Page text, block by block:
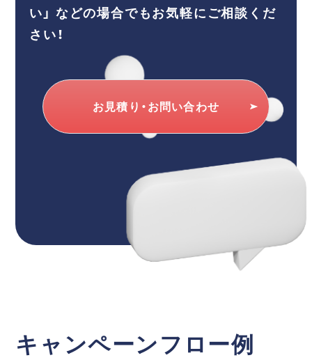
い」 などの場合でもお気軽にご相談くだ
さい！
キャンペーンフロー例